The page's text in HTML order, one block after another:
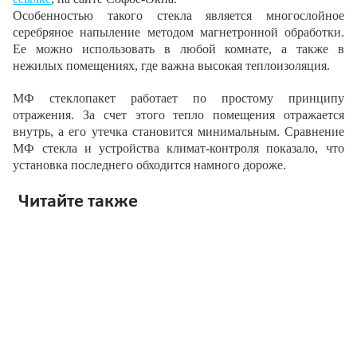
Особенностью такого стекла является многослойное
серебряное напыление методом магнетронной обработки.
Ее можно использовать в любой комнате, а также в
нежилых помещениях, где важна высокая теплоизоляция.
МФ стеклопакет работает по простому принципу
отражения. За счет этого тепло помещения отражается
внутрь, а его утечка становится минимальным. Сравнение
МФ стекла и устройства климат-контроля показало, что
установка последнего обходится намного дороже.
Читайте также